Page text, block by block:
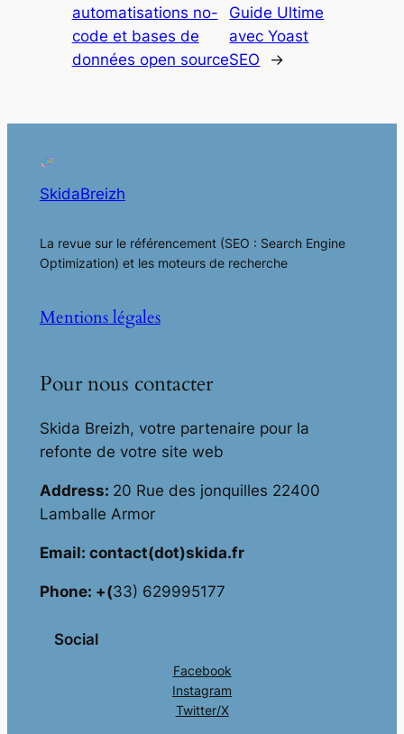
automatisations no-
code et bases de
données open source
Guide Ultime
avec Yoast
SEO
→
SkidaBreizh
La revue sur le référencement (SEO : Search Engine
Optimization) et les moteurs de recherche
Mentions légales
Pour nous contacter
Skida Breizh, votre partenaire pour la
refonte de votre site web
Address: 20 Rue des jonquilles 22400
Lamballe Armor
Email: contact(dot)skida.fr
Phone: +(33) 629995177
Social
Facebook
Instagram
Twitter/X